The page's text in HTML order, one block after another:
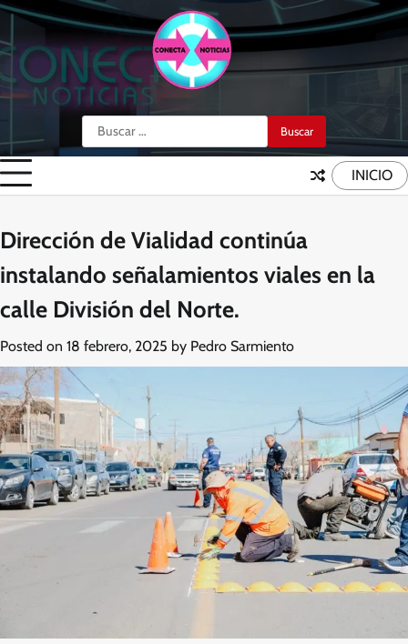
Skip
content
Buscar:
INICIO
Dirección de Vialidad continúa
instalando señalamientos viales en la
calle División del Norte.
Posted on 18 febrero, 2025 by Pedro Sarmiento